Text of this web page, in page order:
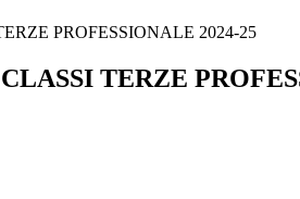
PROFESSIONALE 2024-25
TERZE